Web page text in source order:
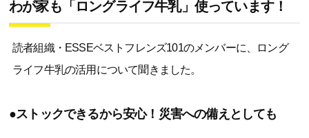
わが家も「ロングライフ牛乳」使っています！
読者組織・ESSEベストフレンズ101のメンバーに、ロング
ライフ牛乳の活用について聞きました。
●ストックできるから安心！災害への備えとしても